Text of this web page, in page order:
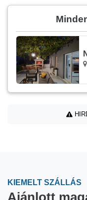
KIEMELT SZÁLLÁS
Ajánlott